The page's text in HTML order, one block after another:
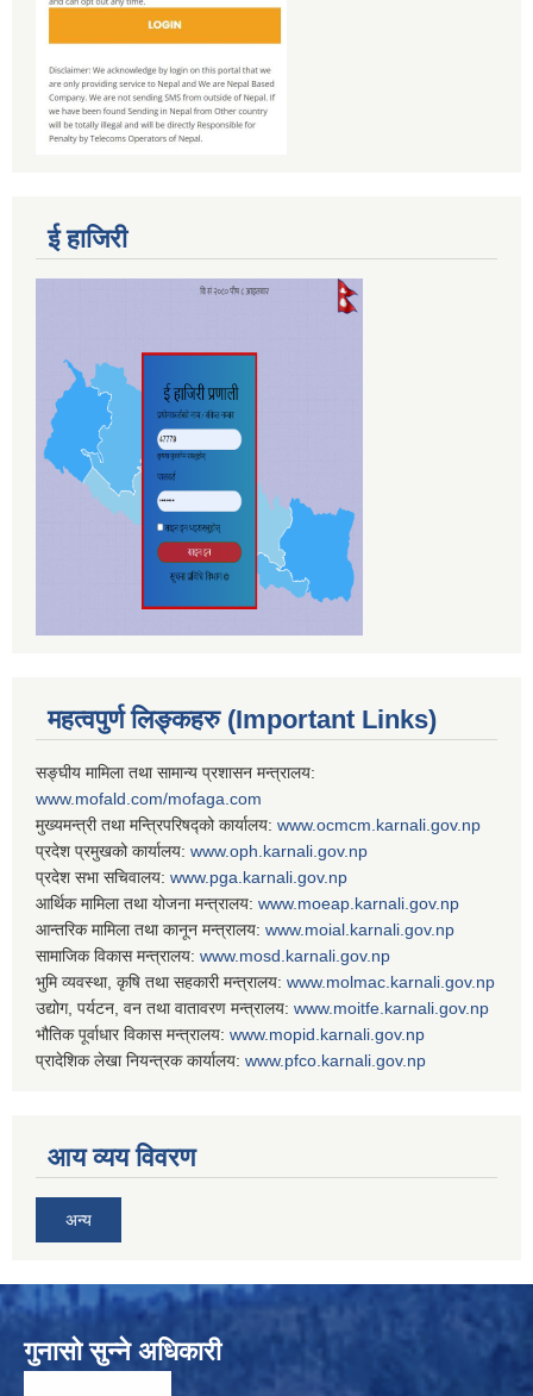
ई हाजिरी
महत्वपुर्ण लिङ्कहरु (Important Links)
सङ्घीय मामिला तथा सामान्य प्रशासन मन्त्रालय:
www.mofald.com/mofaga.com
मुख्यमन्त्री तथा मन्त्रिपरिषद्को कार्यालय: www.ocmcm.karnali.gov.np
प्रदेश प्रमुखको कार्यालय: www.oph.karnali.gov.np
प्रदेश सभा सचिवालय: www. pga.karnali.gov.np
आर्थिक मामिला तथा योजना मन्त्रालय: www. moeap.karnali.gov.np
आन्तरिक मामिला तथा कानून मन्त्रालय: www. moial.karnali.gov.np
सामाजिक विकास मन्त्रालय: www. mosd.karnali.gov.np
भुमि व्यवस्था, कृषि तथा सहकारी मन्त्रालय: www. molmac.karnali.gov.np
उद्योग, पर्यटन, वन तथा वातावरण मन्त्रालय: www. moitfe.karnali.gov.np
भौतिक पूर्वाधार विकास मन्त्रालय: www. mopid.karnali.gov.np
प्रादेशिक लेखा नियन्त्रक कार्यालय: www. pfco.karnali.gov.np
आय व्यय विवरण
अन्य
गुनासो सुन्ने अधिकारी